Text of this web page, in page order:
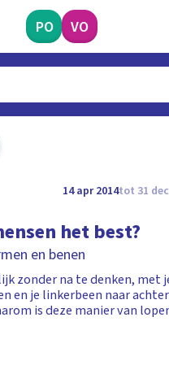
PO VO
14 apr 2014tot 31
het best?
en benen
zonder na te denken, met
en je linkerbeen naar
is deze manier van